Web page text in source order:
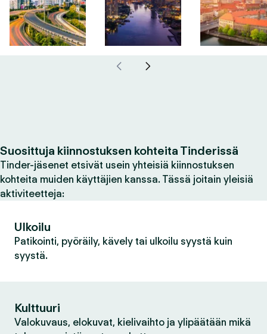
Suosittuja kiinnostuksen kohteita Tinderissä
Tinder-jäsenet etsivät usein yhteisiä kiinnostuksen
kohteita muiden käyttäjien kanssa. Tässä joitain yleisiä
aktiviteetteja:
Ulkoilu
Patikointi, pyöräily, kävely tai ulkoilu syystä kuin
syystä.
Kulttuuri
Valokuvaus, elokuvat, kielivaihto ja ylipäätään mikä